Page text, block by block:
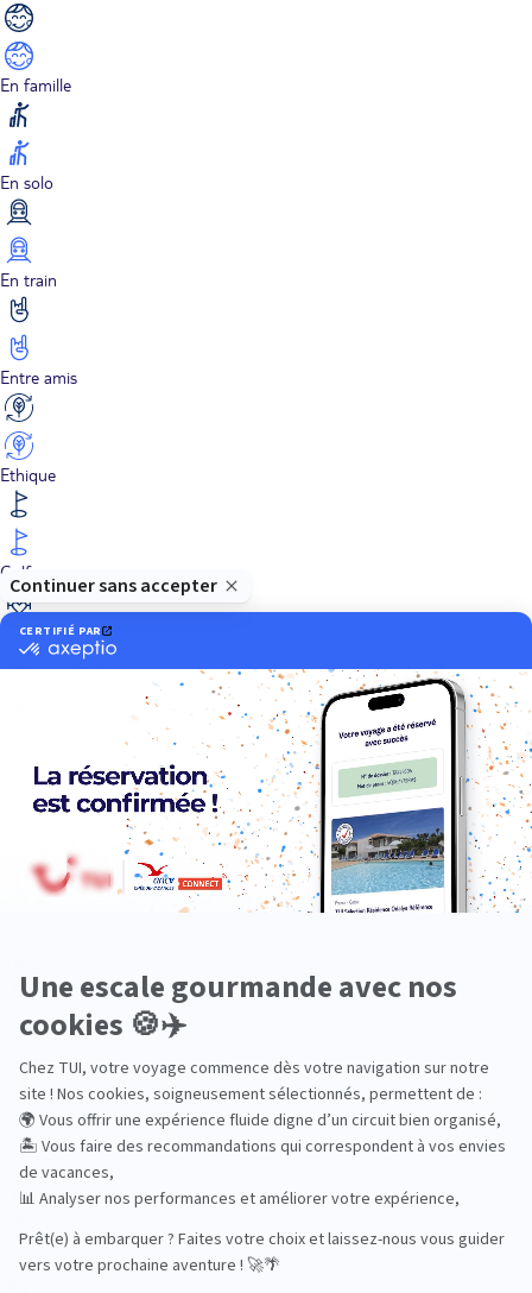
En famille
En solo
En train
Entre amis
Ethique
Golf
Hôtel de charme
Insolite
Luxe
Neige
Plongée
Premium